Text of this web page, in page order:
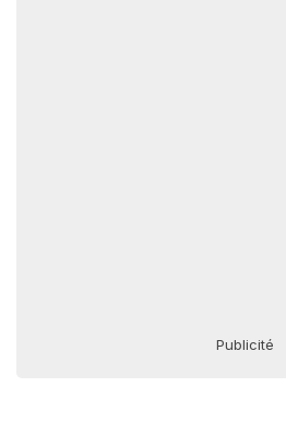
Publicité